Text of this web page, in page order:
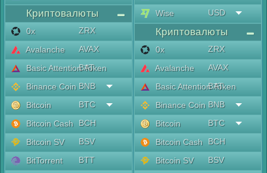
Криптовалюты
0x
ZRX
Avalanche
AVAX
Basic Attention Token
BAT
Binance Coin BNB
Bitcoin
BTC
Bitcoin Cash
BCH
Bitcoin SV
BSV
BitTorrent
BTT
Wise
USD
Криптовалюты
0x
ZRX
Avalanche
AVAX
Basic Attention Token
BAT
Binance Coin BNB
Bitcoin
BTC
Bitcoin Cash
BCH
Bitcoin SV
BSV